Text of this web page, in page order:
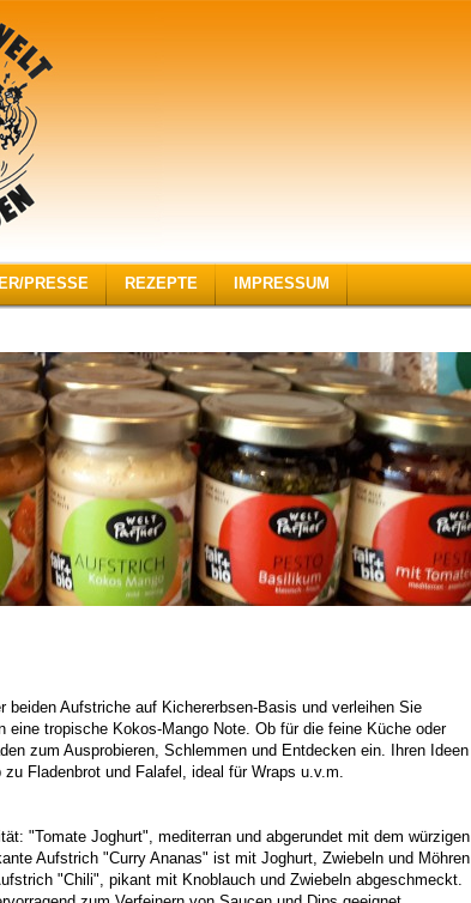
PRESSE REZEPTE IMPRESSUM
beiden Aufstriche auf Kichererbsen-Basis und verleihen Sie
eine tropische Kokos-Mango Note. Ob für die feine Küche oder
zum Ausprobieren, Schlemmen und Entdecken ein. Ihren Ideen
Fladenbrot und Falafel, ideal für Wraps u.v.m.
"Tomate Joghurt", mediterran und abgerundet mit dem würzigen
Aufstrich "Curry Ananas" ist mit Joghurt, Zwiebeln und Möhren
"Chili", pikant mit Knoblauch und Zwiebeln abgeschmeckt.